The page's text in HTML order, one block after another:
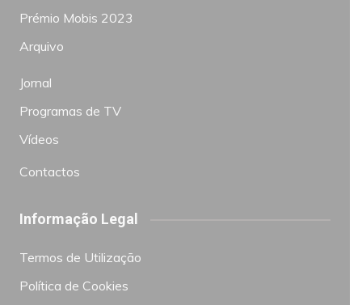
Prémio Mobis 2023
Arquivo
Jornal
Programas de TV
Vídeos
Contactos
Informação Legal
Termos de Utilização
Política de Cookies